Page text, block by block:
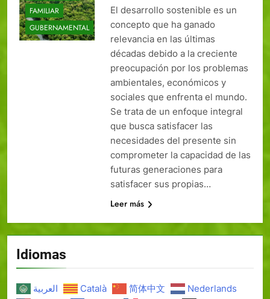
FAMILIAR
GUBERNAMENTAL
El desarrollo sostenible es un
concepto que ha ganado
relevancia en las últimas
décadas debido a la creciente
preocupación por los problemas
ambientales, económicos y
sociales que enfrenta el mundo.
Se trata de un enfoque integral
que busca satisfacer las
necesidades del presente sin
comprometer la capacidad de las
futuras generaciones para
satisfacer sus propias…
Leer más
Idiomas
العربية Català 简体中文
Nederlands